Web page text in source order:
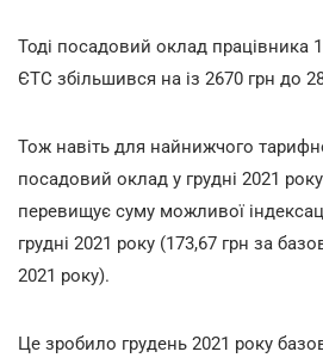
Тоді посадовий оклад працівника
ЄТС збільшився на із 2670 грн до
Тож навіть для найнижчого
посадовий оклад у грудні 2021
перевищує суму можливої
грудні 2021 року (173,67 грн за
2021 року).
Це зробило грудень 2021 року